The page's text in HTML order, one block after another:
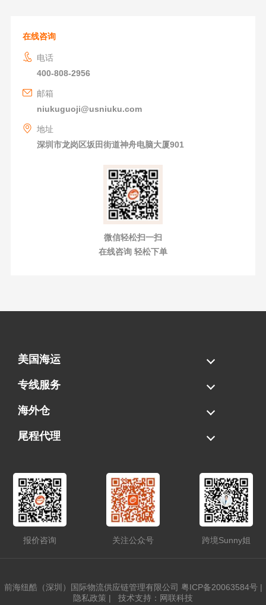
在线咨询
电话
400-808-2956
邮箱
niukuguoji@usniuku.com
地址
深圳市龙岗区坂田街道神舟电脑大厦901
微信轻松扫一扫
在线咨询 轻松下单
美国海运
海运拼柜
海运整柜
美国海卡
加拿大海运
专线服务
FBA专线直送
超大件专线
AWD专线
电池专线
海外仓
一件代发
FBA中转
贴标换标
拆柜/存储
尾程代理
报价咨询 关注公众号 跨境Sunny姐
前海纽酷（深圳）国际物流供应链管理有限公司 粤ICP备20063584号|
隐私政策 | 技术支持：网联科技